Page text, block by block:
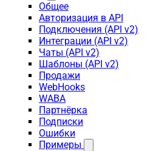
Общее
Авторизация в API
Подключения (API v2)
Интеграции (API v2)
Чаты (API v2)
Шаблоны (API v2)
Продажи
WebHooks
WABA
Партнёрка
Подписки
Ошибки
Примеры